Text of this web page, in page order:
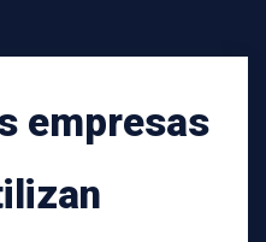
empresas